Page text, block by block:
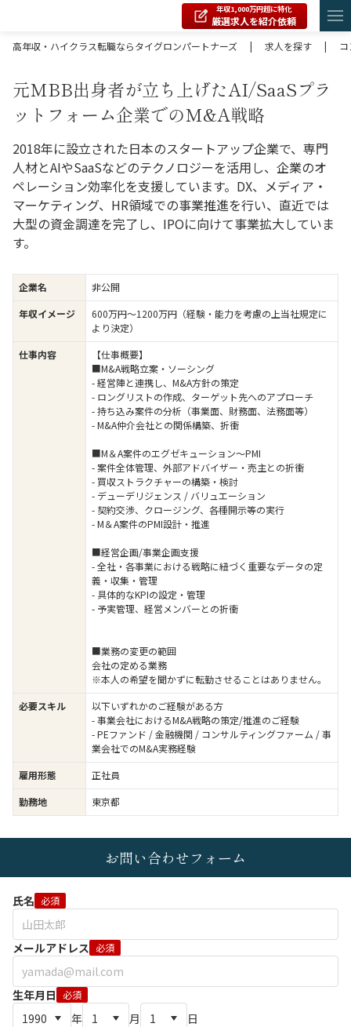
年収1,000万円超に特化
厳選求人を紹介依頼
高年収・ハイクラス転職ならタイグロンパートナーズ
| 求人を探す |
元MBB出身者が立ち上げたAI/SaaSプラ
ットフォーム企業でのM&A戦略
2018年に設立された日本のスタートアップ企業で、専門
人材とAIやSaaSなどのテクノロジーを活用し、企業のオ
ペレーション効率化を支援しています。DX、メディア・
マーケティング、HR領域での事業推進を行い、直近では
大型の資金調達を完了し、IPOに向けて事業拡大していま
す。
企業名
非公開
年収イメージ
600万円〜1200万円（経験・能力を考慮の上当社規定に
より決定）
仕事内容
【仕事概要】
■M&A戦略立案・ソーシング
- 経営陣と連携し、M&A方針の策定
- ロングリストの作成、ターゲット先へのアプローチ
- 持ち込み案件の分析（事業面、財務面、法務面等）
- M&A仲介会社との関係構築、折衝
■M＆A案件のエグゼキューション〜PMI
- 案件全体管理、外部アドバイザー・売主との折衝
- 買収ストラクチャーの構築・検討
- デューデリジェンス / バリュエーション
- 契約交渉、クロージング、各種開示等の実行
- M＆A案件のPMI設計・推進
■経営企画/事業企画支援
- 全社・各事業における戦略に紐づく重要なデータの定
義・収集・管理
- 具体的なKPIの設定・管理
- 予実管理、経営メンバーとの折衝
■業務の変更の範囲
会社の定める業務
※本人の希望を聞かずに転勤させることはありません。
必要スキル
以下いずれかのご経験がある方
- 事業会社におけるM&A戦略の策定/推進のご経験
- PEファンド / 金融機関 / コンサルティングファーム / 事
業会社でのM&A実務経験
雇用形態
正社員
勤務地
東京都
お問い合わせフォーム
氏名 必須
メールアドレス 必須
生年月日 必須
年 月
日